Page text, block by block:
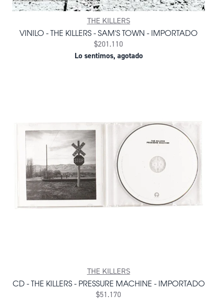
THE KILLERS
VINILO - THE KILLERS - SAM'S TOWN - IMPORTADO
$201.110
Lo sentimos, agotado
THE KILLERS
CD - THE KILLERS - PRESSURE MACHINE - IMPORTADO
$51.170